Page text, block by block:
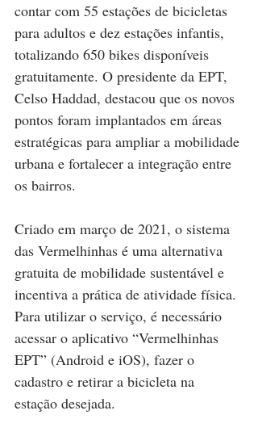
contar com 55 estações de bicicletas
para adultos e dez estações infantis,
totalizando 650 bikes disponíveis
gratuitamente. O presidente da EPT,
Celso Haddad, destacou que os novos
pontos foram implantados em áreas
estratégicas para ampliar a mobilidade
urbana e fortalecer a integração entre
os bairros.
Criado em março de 2021, o sistema
das Vermelhinhas é uma alternativa
gratuita de mobilidade sustentável e
incentiva a prática de atividade física.
Para utilizar o serviço, é necessário
acessar o aplicativo “Vermelhinhas
EPT” (Android e iOS), fazer o
cadastro e retirar a bicicleta na
estação desejada.